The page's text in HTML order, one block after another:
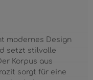
modernes Design
setzt stilvolle
Korpus aus
sorgt für eine